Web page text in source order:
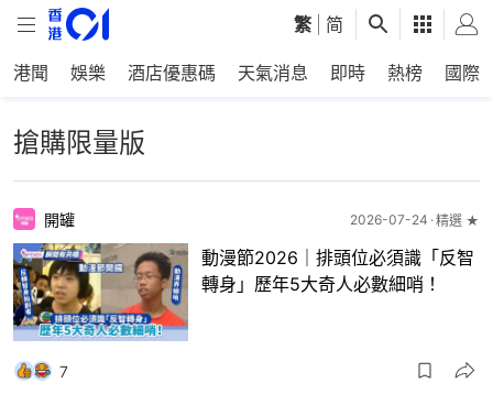
繁 简
港聞 娛樂 酒店優惠碼 天氣消息 即時 熱榜 國際
搶購限量版
開罐 2026-07-24 精選 ★
動漫節2026｜排頭位必須識「反智
轉身」歷年5大奇人必數細哨！
7